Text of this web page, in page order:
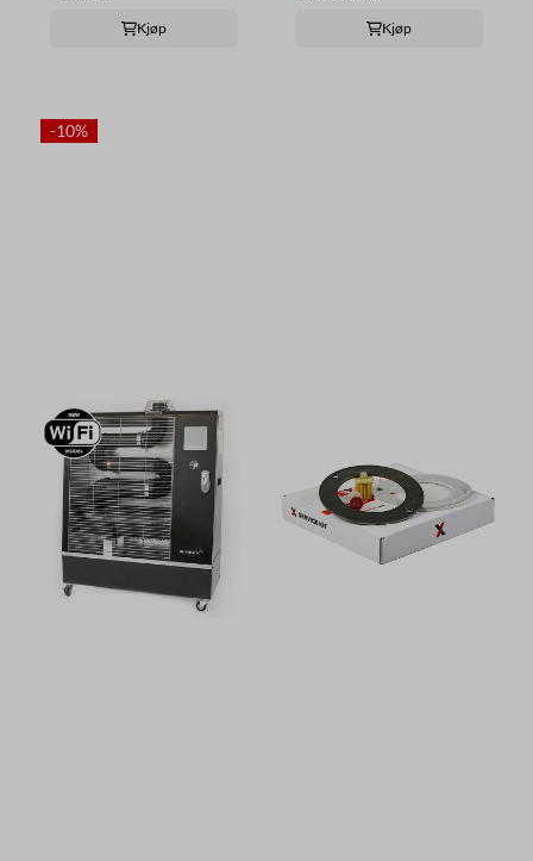
Kjøp Kjøp
-10%